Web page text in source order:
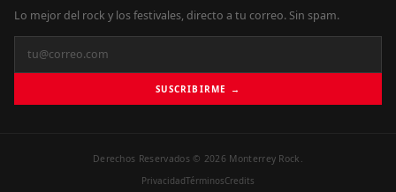
Lo mejor del rock y los festivales, directo a tu correo. Sin spam.
SUSCRIBIRME →
Derechos Reservados © 2026 Monterrey Rock.
PrivacidadTérminosCredits